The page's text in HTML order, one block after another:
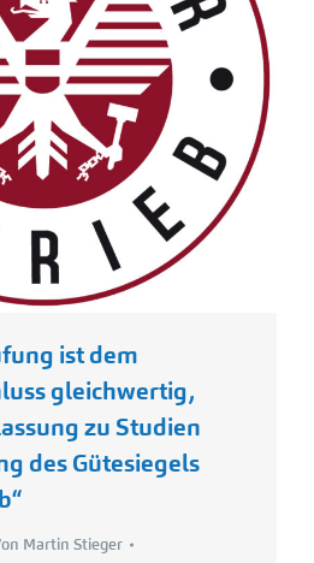
ist dem
gleichwertig,
zu Studien
des Gütesiegels
Martin Stieger